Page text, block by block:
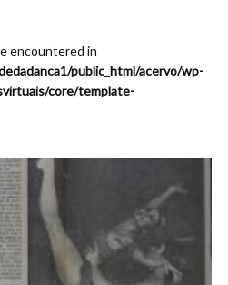
encountered in
public_html/acervo/wp-
core/template-